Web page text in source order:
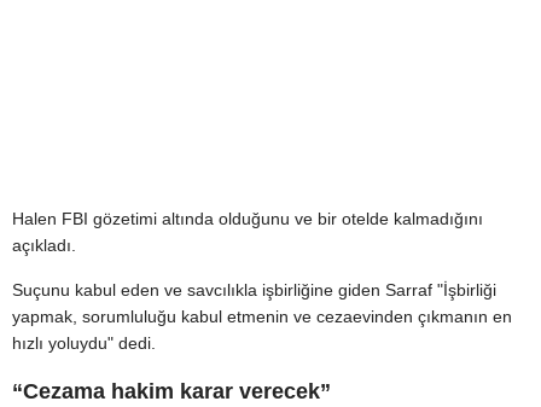
Halen FBI gözetimi altında olduğunu ve bir otelde kalmadığını
açıkladı.
Suçunu kabul eden ve savcılıkla işbirliğine giden Sarraf "İşbirliği
yapmak, sorumluluğu kabul etmenin ve cezaevinden çıkmanın en
hızlı yoluydu" dedi.
“Cezama hakim karar verecek”